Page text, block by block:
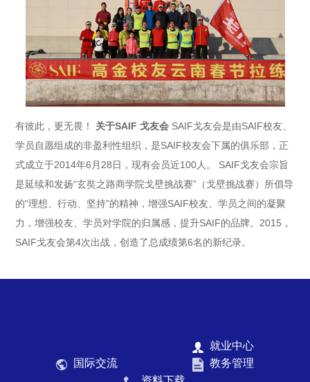
有彼此，更无畏！ 关于SAIF 戈友会 SAIF戈友会是由SAIF校友、
学员自愿组成的非盈利性组织，是SAIF校友会下属的俱乐部，正
式成立于2014年6月28日，现有会员近100人。
SAIF戈友会宗旨
是延续和发扬“玄奘之路商学院戈壁挑战赛”（戈壁挑战赛）所倡导
的“理想、行动、坚持”的精神，增强SAIF校友、学员之间的凝聚
力，增强校友、学员对学院的归属感，提升SAIF的品牌。2015，
SAIF戈友会第4次出战，创造了总成绩第6名的新纪录。
就业中心
国际交流
教务管理